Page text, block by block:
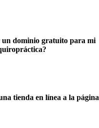
un dominio gratuito para mi
tienda en línea a la página